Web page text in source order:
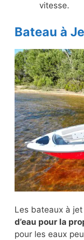
vitesse.
Bateau à
Les bateaux à
d’eau pour la
pour les eaux